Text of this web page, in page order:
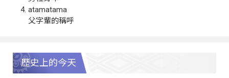
atamatama
父字輩的稱呼
歷史上的今天